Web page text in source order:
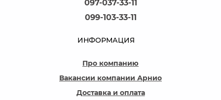
097-037-33-11
099-103-33-11
ИНФОРМАЦИЯ
Про компанию
Вакансии компании Арнио
Доставка и оплата